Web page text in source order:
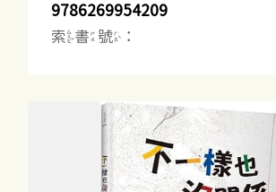
9786269954209
索書號：